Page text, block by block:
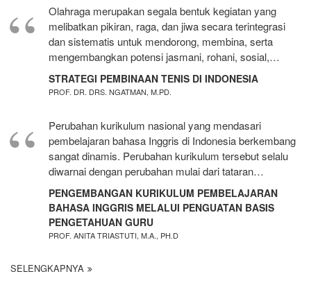
Olahraga merupakan segala bentuk kegiatan yang
melibatkan pikiran, raga, dan jiwa secara terintegrasi
dan sistematis untuk mendorong, membina, serta
mengembangkan potensi jasmani, rohani, sosial,…
STRATEGI PEMBINAAN TENIS DI INDONESIA
PROF. DR. DRS. NGATMAN, M.PD.
Perubahan kurikulum nasional yang mendasari
pembelajaran bahasa Inggris di Indonesia berkembang
sangat dinamis. Perubahan kurikulum tersebut selalu
diwarnai dengan perubahan mulai dari tataran…
PENGEMBANGAN KURIKULUM PEMBELAJARAN
BAHASA INGGRIS MELALUI PENGUATAN BASIS
PENGETAHUAN GURU
PROF. ANITA TRIASTUTI, M.A., PH.D
SELENGKAPNYA